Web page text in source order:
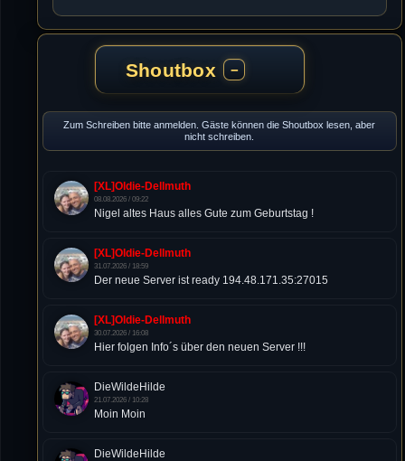
Shoutbox −
Zum Schreiben bitte anmelden. Gäste können die Shoutbox lesen, aber
nicht schreiben.
[XL]Oldie-Dellmuth
08.08.2026 / 09:22
Nigel altes Haus alles Gute zum Geburtstag !
[XL]Oldie-Dellmuth
31.07.2026 / 18:59
Der neue Server ist ready 194.48.171.35:27015
[XL]Oldie-Dellmuth
30.07.2026 / 16:08
Hier folgen Info´s über den neuen Server !!!
DieWildeHilde
21.07.2026 / 10:28
Moin Moin
DieWildeHilde